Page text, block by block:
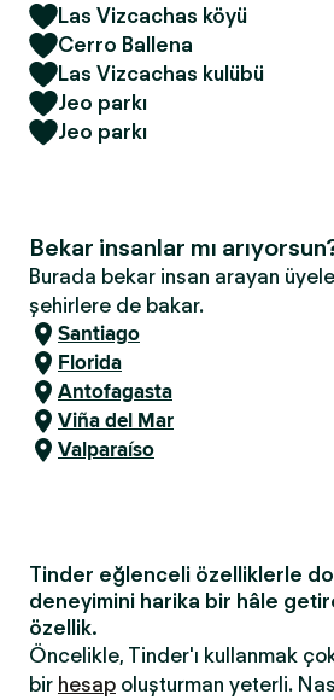
Las Vizcachas köyü
Cerro Ballena
Las Vizcachas kulübü
Jeo parkı
Jeo parkı
Bekar insanlar mı
Burada bekar insan arayan
şehirlere de bakar.
Santiago
Florida
Antofagasta
Viña del Mar
Valparaíso
Tinder eğlenceli özelliklerle
deneyimini harika bir hâle
özellik.
Öncelikle, Tinder'ı kullanmak
bir hesap oluşturman yeterli.